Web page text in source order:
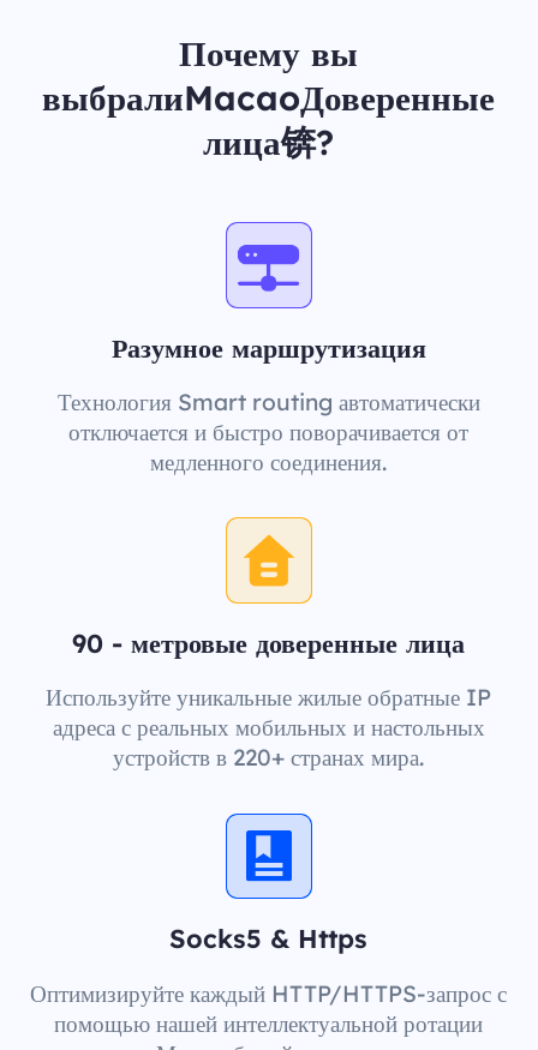
Почему вы
выбралиMacaoДоверенные
лица锛?
Разумное маршрутизация
Технология Smart routing автоматически
отключается и быстро поворачивается от
медленного соединения.
90 - метровые доверенные лица
Используйте уникальные жилые обратные IP
адреса с реальных мобильных и настольных
устройств в 220+ странах мира.
Socks5 & Https
Оптимизируйте каждый HTTP/HTTPS-запрос с
помощью нашей интеллектуальной ротации